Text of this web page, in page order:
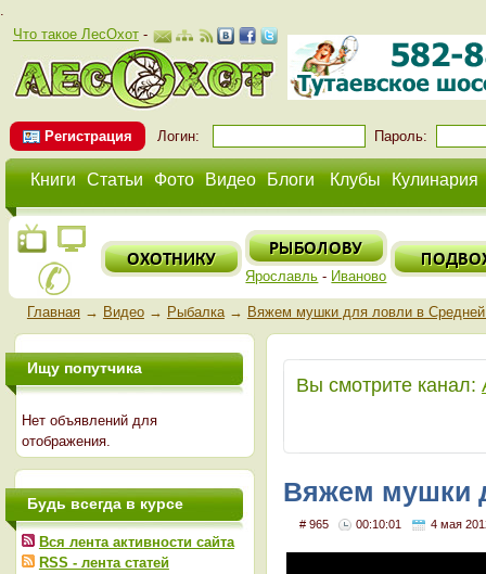
.
Что такое ЛесОхот-
Регистрация Логин: Пароль:
Книги Статьи Фото Видео Блоги Клубы Кулинария
Ярославль - Иваново
Главная→ Видео→ Рыбалка→ Вяжем мушки для ловли в
Вы смотрите канал:
Вяжем мушки
# 965 00:10:01 4 мая
Ищу попутчика
Нет объявлений для
отображения.
Будь всегда в курсе
Вся лента активности сайта
RSS - лента статей